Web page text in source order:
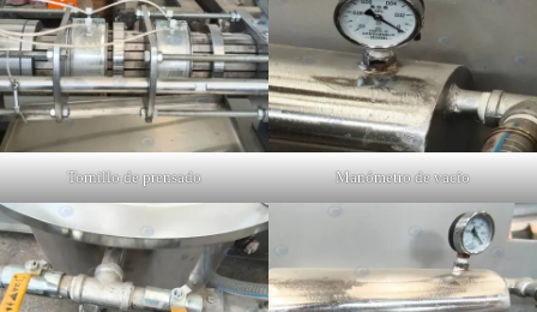
Tornillo de prensado Manómetro de vacío